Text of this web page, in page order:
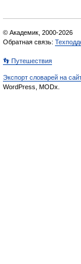
© Академик, 2000-2026
Обратная связь:
👣 Путешествия
Экспорт словарей на
WordPress, MODx.